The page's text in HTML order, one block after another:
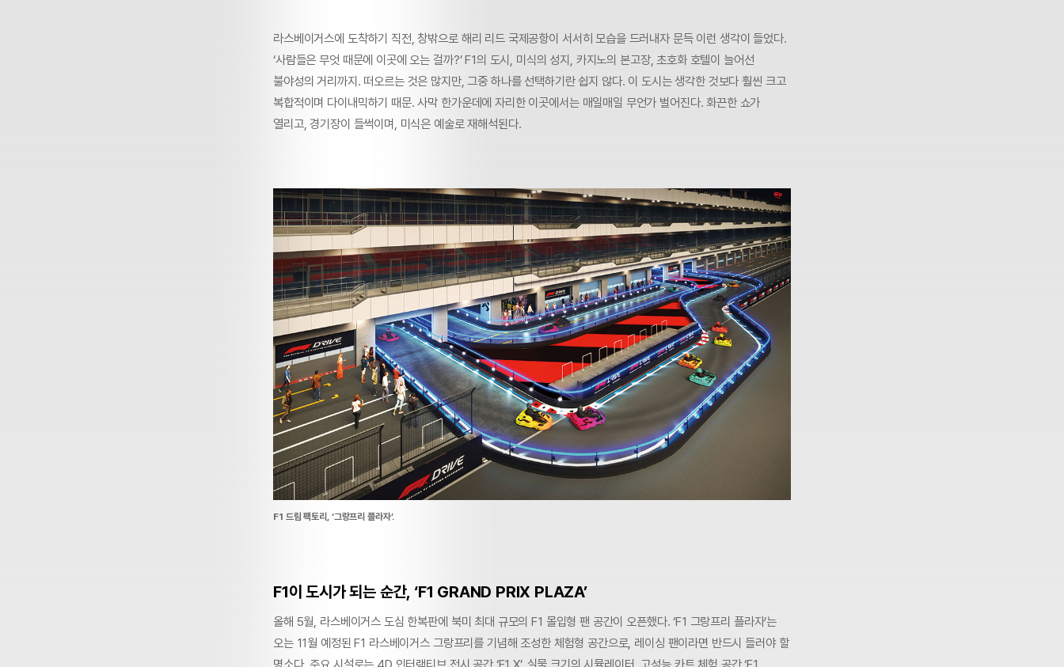
라스베이거스에 도착하기 직전, 창밖으로 해리 리드 국제공항이 서서히 모습을 드러내자 문득 이런 생각이 들었다.
‘사람들은 무엇 때문에 이곳에 오는 걸까?’ F1의 도시, 미식의 성지, 카지노의 본고장, 초호화 호텔이 늘어선
불야성의 거리까지. 떠오르는 것은 많지만, 그중 하나를 선택하기란 쉽지 않다. 이 도시는 생각한 것보다 훨씬 크고
복합적이며 다이내믹하기 때문. 사막 한가운데에 자리한 이곳에서는 매일매일 무언가 벌어진다. 화끈한 쇼가
열리고, 경기장이 들썩이며, 미식은 예술로 재해석된다.
F1 드림 팩토리, ‘그랑프리 플라자’.
F1이 도시가 되는 순간, ‘F1 GRAND PRIX PLAZA’
올해 5월, 라스베이거스 도심 한복판에 북미 최대 규모의 F1 몰입형 팬 공간이 오픈했다. ‘F1 그랑프리 플라자’는
오는 11월 예정된 F1 라스베이거스 그랑프리를 기념해 조성한 체험형 공간으로, 레이싱 팬이라면 반드시 들러야 할